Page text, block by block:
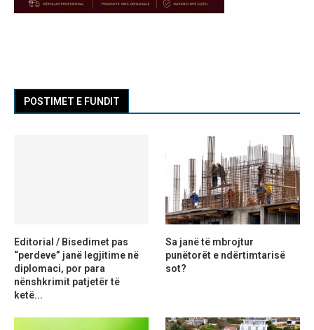
POSTIMET E FUNDIT
Editorial / Bisedimet pas
“perdeve” janë legjitime në
diplomaci, por para
nënshkrimit patjetër të
ketë...
Sa janë të mbrojtur
punëtorët e ndërtimtarisë
sot?